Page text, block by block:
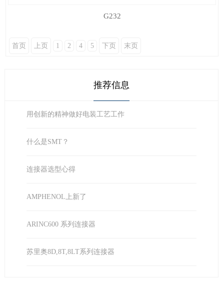
G232
首页 上页 1 2 4 5 下页 末页
推荐信息
用创新的精神做好电装工艺工作
什么是SMT？
连接器选型心得
AMPHENOL上新了
ARINC600 系列连接器
苏里奥8D,8T,8LT系列连接器